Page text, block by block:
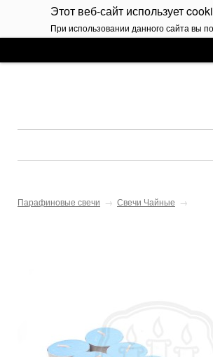
Этот веб-сайт использует
При использовании данного сайта вы
Парафиновые свечи → Свечи Чайные →